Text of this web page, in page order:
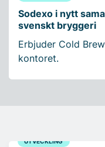
Sodexo i nytt
svenskt bryggeri
Erbjuder Cold
kontoret.
UTVECKLING